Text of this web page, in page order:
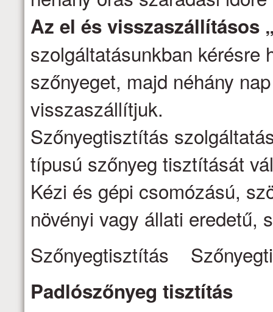
Az el és visszaszállításos
szolgáltatásunkban kérésre
szőnyeget, majd néhány
visszaszállítjuk.
Szőnyegtisztítás
típusú szőnyeg tisztítását
Kézi és gépi csomózású,
növényi vagy állati eredetű,
Szőnyegtisztítás
Padlószőnyeg tisztítás